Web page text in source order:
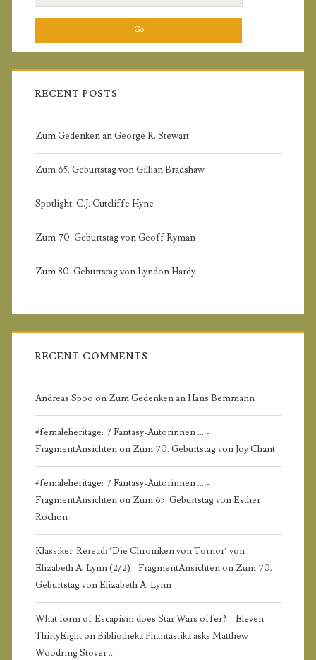
m
b
e
h
f
:
RECENT POSTS
Zum Gedenken an George R. Stewart
Zum 65. Geburtstag von Gillian Bradshaw
Spotlight: C.J. Cutcliffe Hyne
Zum 70. Geburtstag von Geoff Ryman
Zum 80. Geburtstag von Lyndon Hardy
RECENT COMMENTS
Andreas Spoo on Zum Gedenken an Hans Bemmann
#femaleheritage: 7 Fantasy-Autorinnen ... -
FragmentAnsichtenon Zum 70. Geburtstag von Joy Chant
#femaleheritage: 7 Fantasy-Autorinnen ... -
FragmentAnsichtenon Zum 65. Geburtstag von Esther
Rochon
Klassiker-Reread: "Die Chroniken von Tornor" von
Elizabeth A. Lynn (2/2) - FragmentAnsichtenon Zum 70.
Geburtstag von Elizabeth A. Lynn
What form of Escapism does Star Wars offer? – Eleven-
ThirtyEightonBibliotheka Phantastika asks Matthew
Woodring Stover …